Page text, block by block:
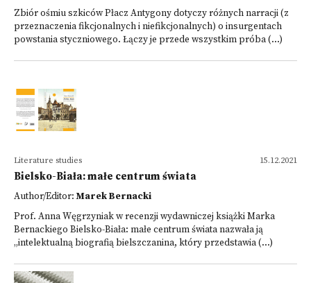
Zbiór ośmiu szkiców Płacz Antygony dotyczy różnych narracji (z
przeznaczenia fikcjonalnych i niefikcjonalnych) o insurgentach
powstania styczniowego. Łączy je przede wszystkim próba (...)
15.12.2021
Literature studies
Bielsko-Biała: małe centrum świata
Author/Editor:Marek Bernacki
Prof. Anna Węgrzyniak w recenzji wydawniczej książki Marka
Bernackiego Bielsko-Biała: małe centrum świata nazwała ją
„intelektualną biografią bielszczanina, który przedstawia (...)